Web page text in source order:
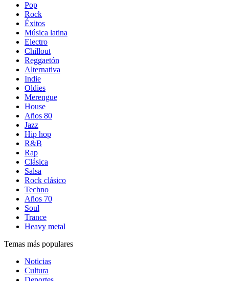
Pop
Rock
Éxitos
Música latina
Electro
Chillout
Reggaetón
Alternativa
Indie
Oldies
Merengue
House
Años 80
Jazz
Hip hop
R&B
Rap
Clásica
Salsa
Rock clásico
Techno
Años 70
Soul
Trance
Heavy metal
Temas más populares
Noticias
Cultura